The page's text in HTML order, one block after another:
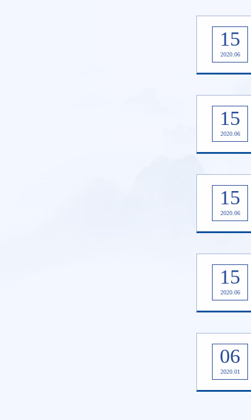
15
2020.06
15
2020.06
15
2020.06
15
2020.06
06
2020.01